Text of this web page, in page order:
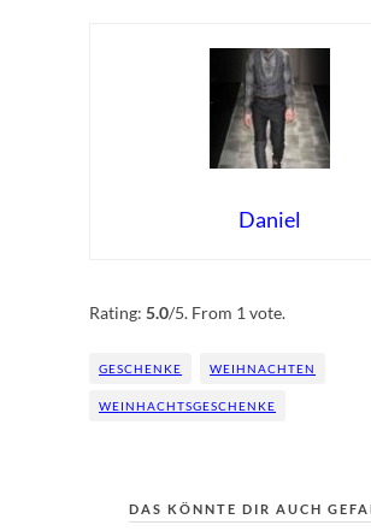
Daniel
Rating: 5.0/5. From 1 vote.
GESCHENKE WEIHNACHTEN
WEINHACHTSGESCHENKE
DAS KÖNNTE DIR AUCH